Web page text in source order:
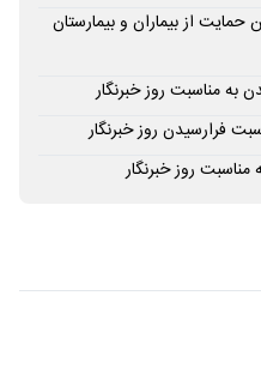
حمایت از بیماران و بیمارستان
به مناسبت روز خبرنگار
فرارسیدن روز خبرنگار
مناسبت روز خبرنگار